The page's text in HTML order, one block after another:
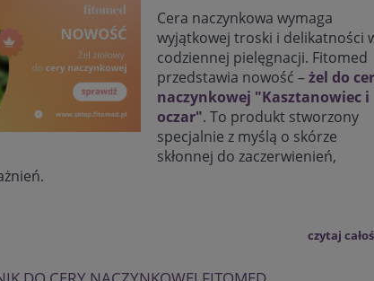
Cera naczynkowa wymaga
wyjątkowej troski i delikatności
codziennej pielęgnacji. Fitomed
przedstawia nowość –żel do
naczynkowej "Kasztanowiec i
oczar". To produkt stworzony
specjalnie z myślą o skórze
skłonnej do zaczerwienień,
czytaj